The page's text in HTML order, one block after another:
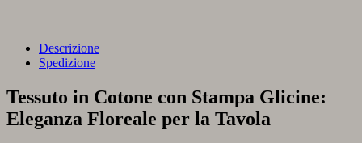
Descrizione
Spedizione
Tessuto in Cotone con Stampa Glicine:
Eleganza Floreale per la Tavola